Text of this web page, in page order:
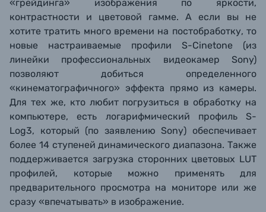
«грейдинга» изображения по яркости,
контрастности и цветовой гамме. А если вы не
хотите тратить много времени на постобработку, то
новые настраиваемые профили S-Cinetone (из
линейки профессиональных видеокамер Sony)
позволяют добиться определенного
«кинематографичного» эффекта прямо из камеры.
Для тех же, кто любит погрузиться в обработку на
компьютере, есть логарифмический профиль S-
Log3, который (по заявлению Sony) обеспечивает
более 14 ступеней динамического диапазона. Также
поддерживается загрузка сторонних цветовых LUT
профилей, которые можно применять для
предварительного просмотра на мониторе или же
сразу «впечатывать» в изображение.